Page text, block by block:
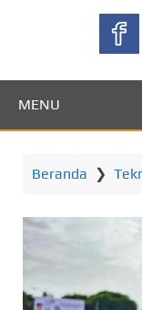
MENU
Beranda ❯